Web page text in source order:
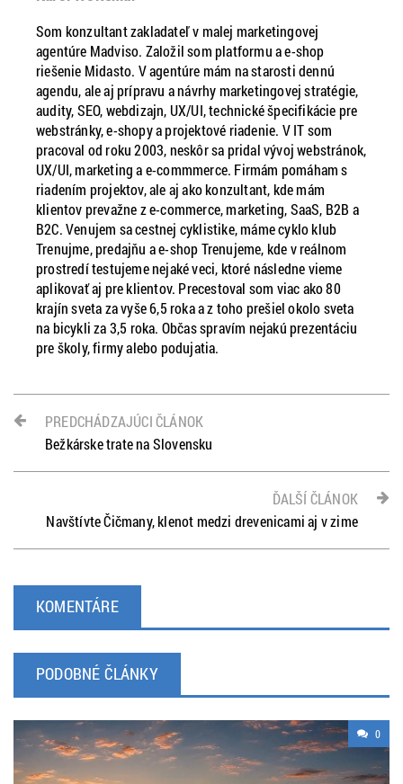
Som konzultant zakladateľ v malej marketingovej
agentúre Madviso. Založil som platformu a e-shop
riešenie Midasto. V agentúre mám na starosti dennú
agendu, ale aj prípravu a návrhy marketingovej stratégie,
audity, SEO, webdizajn, UX/UI, technické špecifikácie pre
webstránky, e-shopy a projektové riadenie. V IT som
pracoval od roku 2003, neskôr sa pridal vývoj webstránok,
UX/UI, marketing a e-commmerce. Firmám pomáham s
riadením projektov, ale aj ako konzultant, kde mám
klientov prevažne z e-commerce, marketing, SaaS, B2B a
B2C. Venujem sa cestnej cyklistike, máme cyklo klub
Trenujme, predajňu a e-shop Trenujeme, kde v reálnom
prostredí testujeme nejaké veci, ktoré následne vieme
aplikovať aj pre klientov. Precestoval som viac ako 80
krajín sveta za vyše 6,5 roka a z toho prešiel okolo sveta
na bicykli za 3,5 roka. Občas spravím nejakú prezentáciu
pre školy, firmy alebo podujatia.
PREDCHÁDZAJÚCI ČLÁNOK
Bežkárske trate na Slovensku
ĎALŠÍ ČLÁNOK
Navštívte Čičmany, klenot medzi drevenicami aj v zime
KOMENTÁRE
PODOBNÉ ČLÁNKY
0